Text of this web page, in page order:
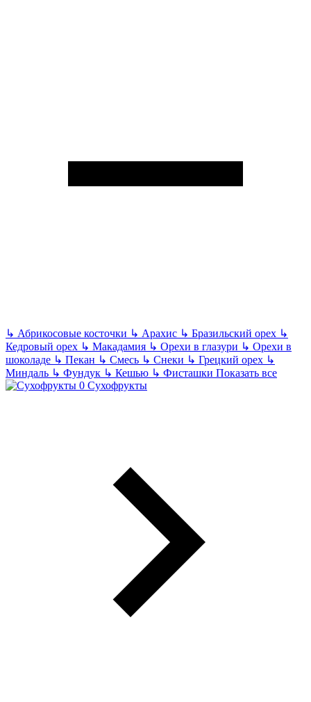
↳ Абрикосовые косточки ↳ Арахис ↳ Бразильский орех ↳
Кедровый орех ↳ Макадамия ↳ Орехи в глазури ↳ Орехи в
шоколаде ↳ Пекан ↳ Смесь ↳ Снеки ↳ Грецкий орех ↳
Миндаль ↳ Фундук ↳ Кешью ↳ Фисташки Показать все
Сухофрукты